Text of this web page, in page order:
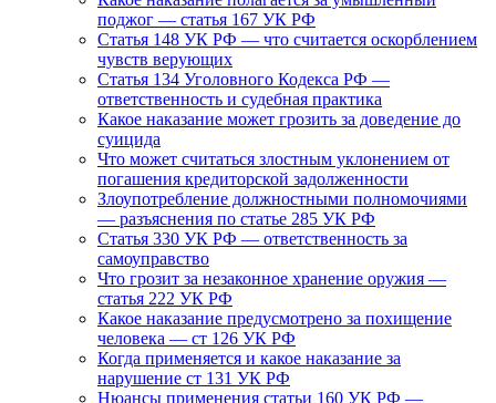
поджог — статья 167 УК РФ
Статья 148 УК РФ — что считается оскорблением
чувств верующих
Статья 134 Уголовного Кодекса РФ —
ответственность и судебная практика
Какое наказание может грозить за доведение до
суицида
Что может считаться злостным уклонением от
погашения кредиторской задолженности
Злоупотребление должностными полномочиями
— разъяснения по статье 285 УК РФ
Статья 330 УК РФ — ответственность за
самоуправство
Что грозит за незаконное хранение оружия —
статья 222 УК РФ
Какое наказание предусмотрено за похищение
человека — ст 126 УК РФ
Когда применяется и какое наказание за
нарушение ст 131 УК РФ
Нюансы применения статьи 160 УК РФ —